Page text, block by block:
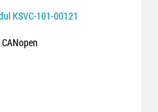
KSVC-101-00121